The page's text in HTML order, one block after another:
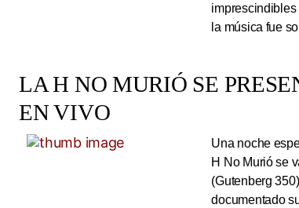
la música fue
LA H NO MURIÓ SE
EN VIVO
Una noche
H No Murió se
(Gutenberg
documentado